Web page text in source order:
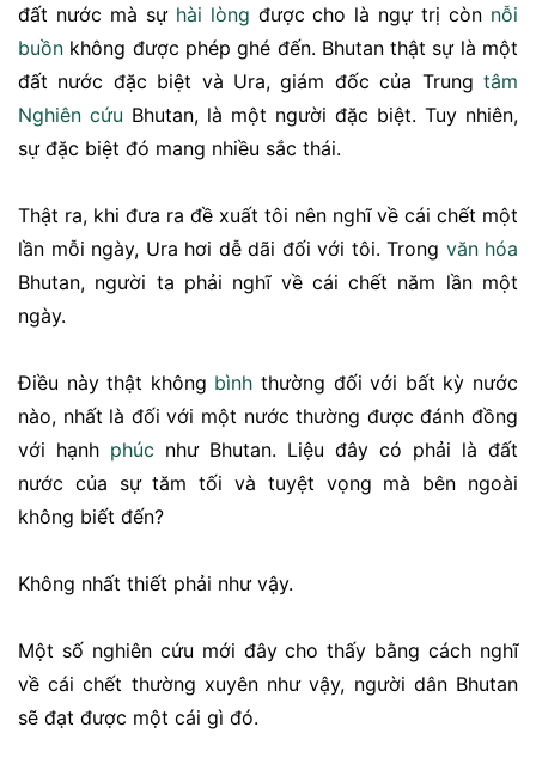
đất nước mà sự hài lòng được cho là ngự trị còn nỗi
buồn không được phép ghé đến. Bhutan thật sự là một
đất nước đặc biệt và Ura, giám đốc của Trung tâm
Nghiên cứu Bhutan, là một người đặc biệt. Tuy nhiên,
sự đặc biệt đó mang nhiều sắc thái.
Thật ra, khi đưa ra đề xuất tôi nên nghĩ về cái chết một
lần mỗi ngày, Ura hơi dễ dãi đối với tôi. Trong văn hóa
Bhutan, người ta phải nghĩ về cái chết năm lần một
ngày.
Điều này thật không bình thường đối với bất kỳ nước
nào, nhất là đối với một nước thường được đánh đồng
với hạnh phúc như Bhutan. Liệu đây có phải là đất
nước của sự tăm tối và tuyệt vọng mà bên ngoài
không biết đến?
Không nhất thiết phải như vậy.
Một số nghiên cứu mới đây cho thấy bằng cách nghĩ
về cái chết thường xuyên như vậy, người dân Bhutan
sẽ đạt được một cái gì đó.